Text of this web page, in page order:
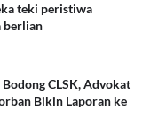
teki peristiwa
berlian
CLSK, Advokat
Bikin Laporan ke